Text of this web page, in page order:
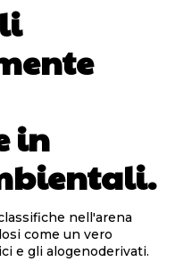
in
nell'arena
come un vero
e gli alogenoderivati.